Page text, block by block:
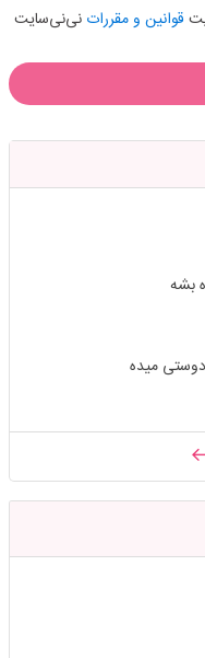
قوانین و مقرراتنی‌نی‌سایت
بشه
میده